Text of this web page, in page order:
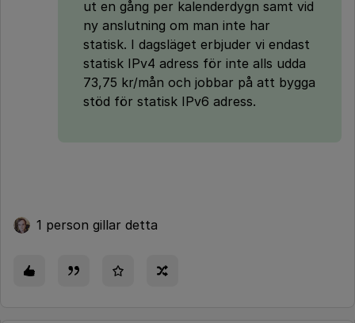
ut en gång per kalenderdygn samt vid
ny anslutning om man inte har
statisk. I dagsläget erbjuder vi endast
statisk IPv4 adress för inte alls udda
73,75 kr/mån och jobbar på att bygga
stöd för statisk IPv6 adress.
1 person gillar detta